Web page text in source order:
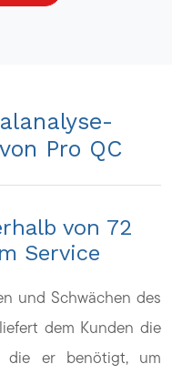
Pro QC
von 72
Service
und Schwächen des
dem Kunden die
die er benötigt, um